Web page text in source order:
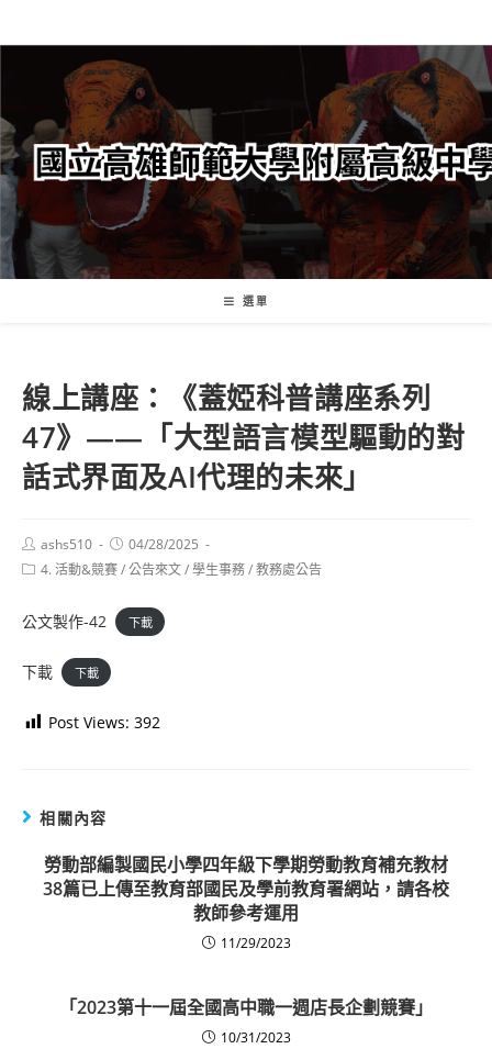
轉
要
內
容
選單
線上講座：《蓋婭科普講座系列
47》——「大型語言模型驅動的對
話式界面及AI代理的未來」
Post
author:
ashs510
Post
published:
04/28/2025
Post4. 活動&競賽/公告來文/學生事務/教務處公告
公文製作-42 下載
下載 下載
Post Views: 392
相關內容
勞動部編製國民小學四年級下學期勞動教育補充教材
38篇已上傳至教育部國民及學前教育署網站，請各校
教師參考運用
11/29/2023
「2023第十一屆全國高中職一週店長企劃競賽」
10/31/2023